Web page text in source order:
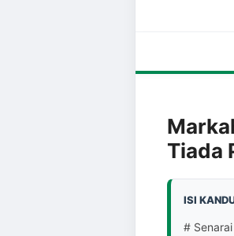
Tiada
ISI
#